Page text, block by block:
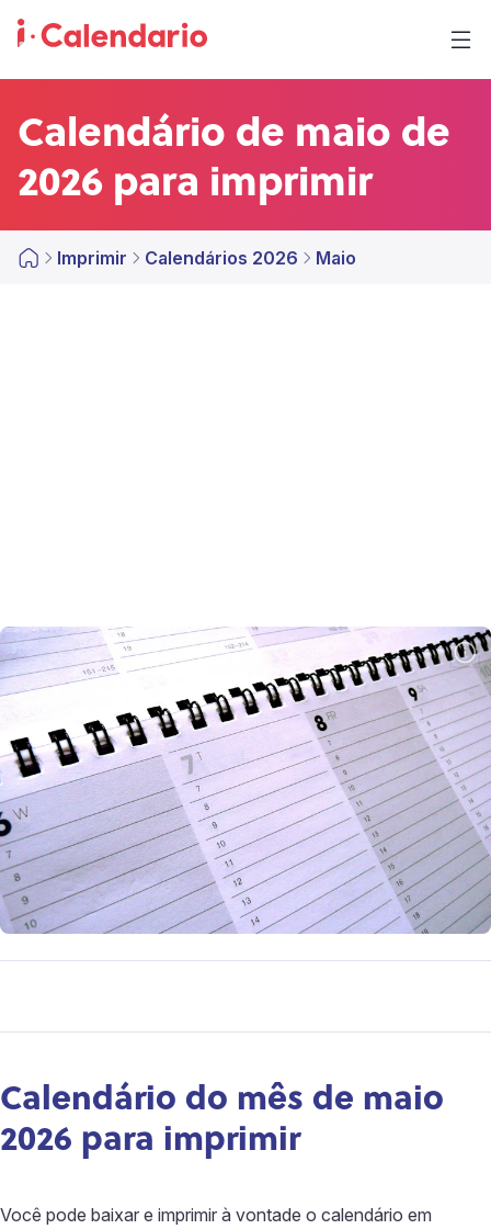
Calendário de maio de
2026 para imprimir
Imprimir Calendários 2026 Maio
Calendário do mês de maio
2026 para imprimir
Você pode baixar e imprimir à vontade o calendário em